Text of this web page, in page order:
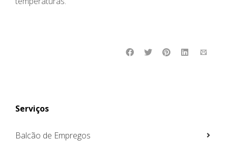
Serviços
Balcão de Empregos